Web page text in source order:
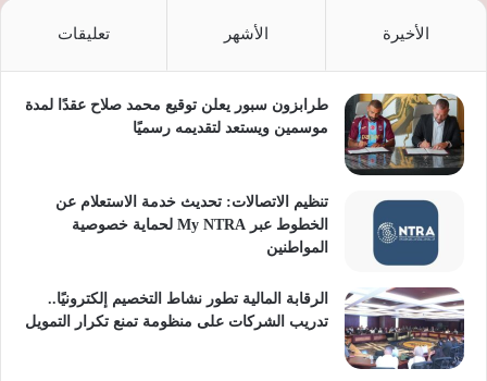
الأخيرة الأشهر تعليقات
طرابزون سبور يعلن توقيع محمد صلاح عقدًا لمدة
موسمين ويستعد لتقديمه رسميًا
تنظيم الاتصالات: تحديث خدمة الاستعلام عن
الخطوط عبر My NTRA لحماية خصوصية
المواطنين
الرقابة المالية تطور نشاط التخصيم إلكترونيًا..
تدريب الشركات على منظومة تمنع تكرار التمويل